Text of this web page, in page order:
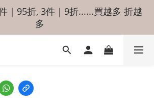
｜95折, 3件｜9折......買越多 折越
多